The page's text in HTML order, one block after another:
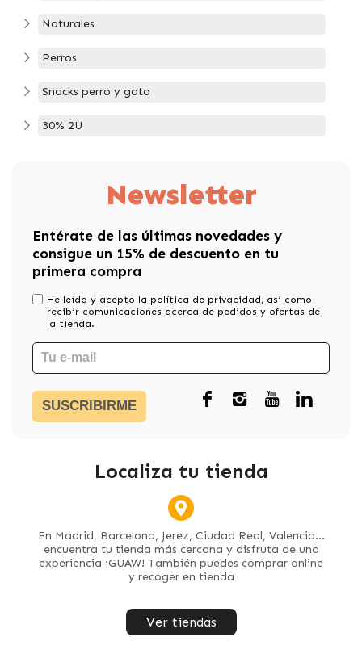
Naturales
Perros
Snacks perro y gato
30% 2U
Newsletter
Entérate de las últimas novedades y
consigue un 15% de descuento en tu
primera compra
He leído y acepto la política de privacidad, asi como
recibir comunicaciones acerca de pedidos y ofertas de
la tienda.
SUSCRIBIRME
Localiza tu tienda
En Madrid, Barcelona, Jerez, Ciudad Real, Valencia...
encuentra tu tienda más cercana y disfruta de una
experiencia ¡GUAW! También puedes comprar online
y recoger en tienda
Ver tiendas